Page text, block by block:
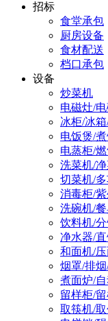
招标
食堂承包
厨房设备
食材配送
档口承包
设备
炒菜机
电磁灶/
冰柜/冰
电饭煲/
电蒸柜/
洗菜机/
切菜机/
消毒柜/
洗碗机/
饮料机/
净水器/
和面机/
烟罩/排
煮面炉/
留样柜/
取筷机/